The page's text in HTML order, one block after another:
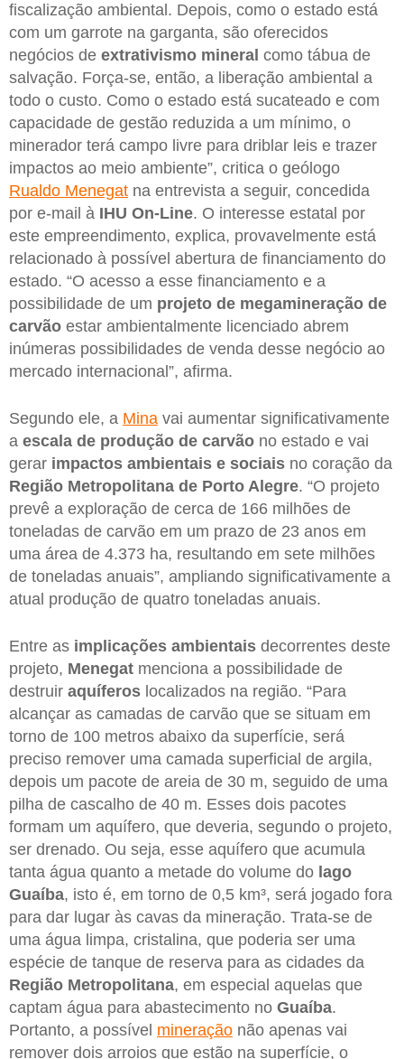
fiscalização ambiental. Depois, como o estado está
com um garrote na garganta, são oferecidos
negócios de extrativismo mineral como tábua de
salvação. Força-se, então, a liberação ambiental a
todo o custo. Como o estado está sucateado e com
capacidade de gestão reduzida a um mínimo, o
minerador terá campo livre para driblar leis e trazer
impactos ao meio ambiente”, critica o geólogo
Rualdo Menegat na entrevista a seguir, concedida
por e-mail à IHU On-Line. O interesse estatal por
este empreendimento, explica, provavelmente está
relacionado à possível abertura de financiamento do
estado. “O acesso a esse financiamento e a
possibilidade de um projeto de megamineração de
carvão estar ambientalmente licenciado abrem
inúmeras possibilidades de venda desse negócio ao
mercado internacional”, afirma.
Segundo ele, a Mina vai aumentar significativamente
a escala de produção de carvão no estado e vai
gerar impactos ambientais e sociais no coração da
Região Metropolitana de Porto Alegre. “O projeto
prevê a exploração de cerca de 166 milhões de
toneladas de carvão em um prazo de 23 anos em
uma área de 4.373 ha, resultando em sete milhões
de toneladas anuais”, ampliando significativamente a
atual produção de quatro toneladas anuais.
Entre as implicações ambientais decorrentes deste
projeto, Menegat menciona a possibilidade de
destruir aquíferos localizados na região. “Para
alcançar as camadas de carvão que se situam em
torno de 100 metros abaixo da superfície, será
preciso remover uma camada superficial de argila,
depois um pacote de areia de 30 m, seguido de uma
pilha de cascalho de 40 m. Esses dois pacotes
formam um aquífero, que deveria, segundo o projeto,
ser drenado. Ou seja, esse aquífero que acumula
tanta água quanto a metade do volume do lago
Guaíba, isto é, em torno de 0,5 km³, será jogado fora
para dar lugar às cavas da mineração. Trata-se de
uma água limpa, cristalina, que poderia ser uma
espécie de tanque de reserva para as cidades da
Região Metropolitana, em especial aquelas que
captam água para abastecimento no Guaíba.
Portanto, a possível mineração não apenas vai
remover dois arroios que estão na superfície, o